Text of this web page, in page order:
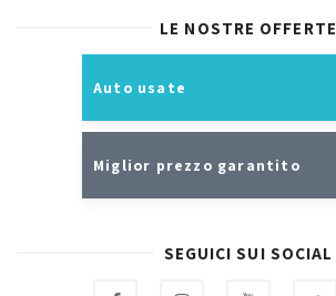
LE NOSTRE OFFERTE
Auto usate
Miglior prezzo garantito
SEGUICI SUI SOCIAL